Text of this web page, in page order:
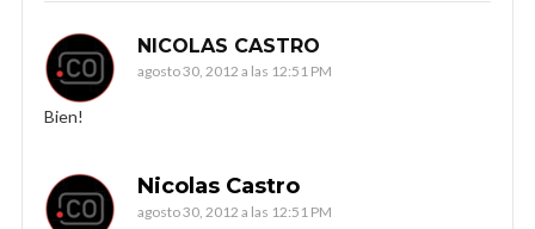
NICOLAS CASTRO
agosto 30, 2012 a las 12:51 PM
Bien!
Nicolas Castro
agosto 30, 2012 a las 12:51 PM